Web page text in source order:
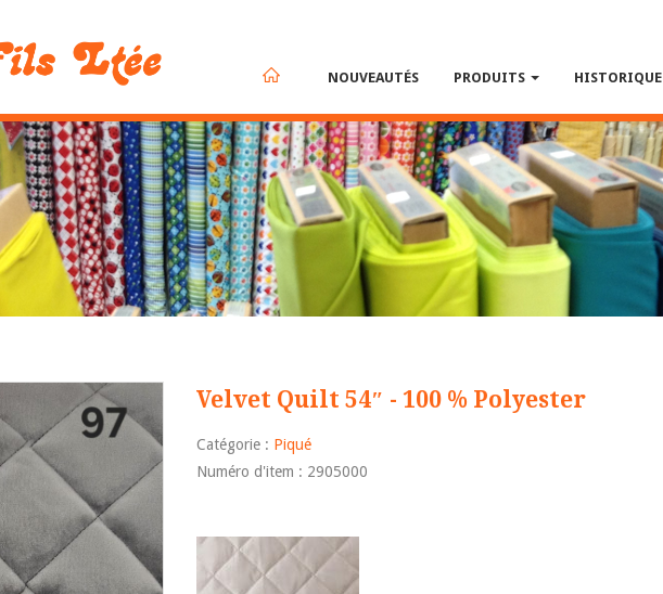
NOUVEAUTÉS
PRODUITS HISTORIQUE
Velvet Quilt 54″ - 100 % Polyester
Catégorie : Piqué
Numéro d'item : 2905000